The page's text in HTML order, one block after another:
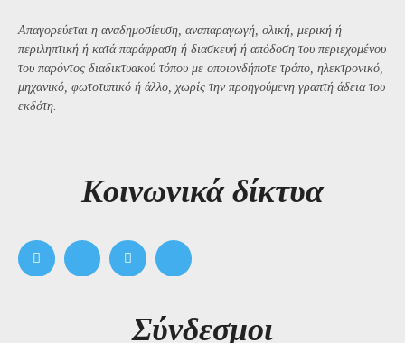
Απαγορεύεται η αναδημοσίευση, αναπαραγωγή, ολική, μερική ή
περιληπτική ή κατά παράφραση ή διασκευή ή απόδοση του περιεχομένου
του παρόντος διαδικτυακού τόπου με οποιονδήποτε τρόπο, ηλεκτρονικό,
μηχανικό, φωτοτυπικό ή άλλο, χωρίς την προηγούμενη γραπτή άδεια του
εκδότη.
Kοινωνικά δίκτυα
Σύνδεσμοι